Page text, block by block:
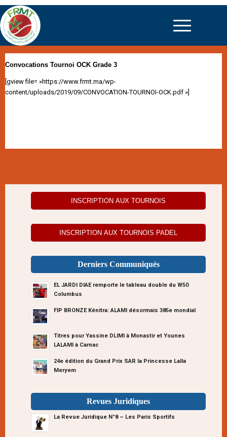
Convocations Tournoi OCK Grade 3
[gview file= »https://www.frmt.ma/wp-
content/uploads/2019/09/CONVOCATION-TOURNOI-OCK.pdf »]
INSCRIPTION AUX TOURNOIS
INSCRIPTION AUX TOURNOIS PADEL
Derniers Communiqués
EL JARDI DIAE remporte le tableau double du W50
Columbus
FIP BRONZE Kénitra: ALAMI désormais 385e mondial
Titres pour Yassine DLIMI à Monastir et Younes
LALAMI à Carnac
24e édition du Grand Prix SAR la Princesse Lalla
Meryem
Revues Juridiques
La Revue Juridique N°8 – Les Paris Sportifs